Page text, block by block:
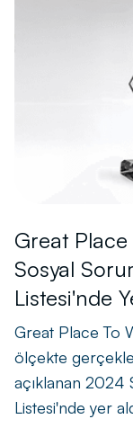
Great
Sosyal
Listesi'nde
Great Place To
ölçekte
açıklanan 2024
Listesi'nde yer